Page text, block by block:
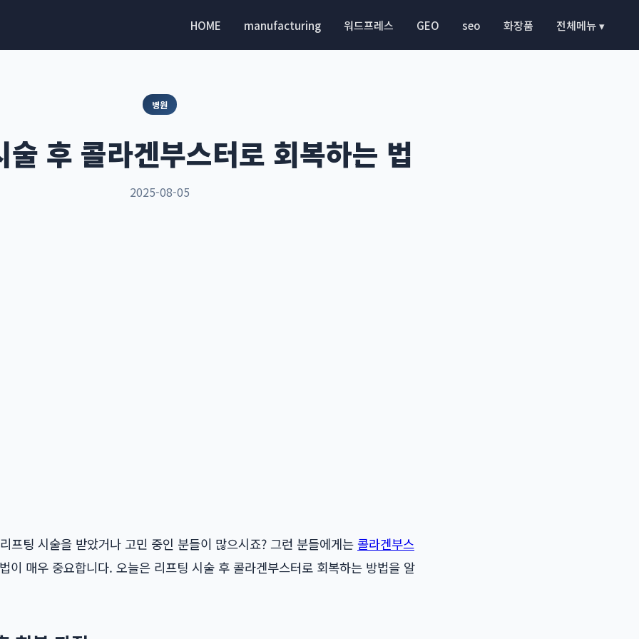
HOME manufacturing 워드프레스 GEO seo 화장품 전체메뉴 ▾
병원
술 후 콜라겐부스터로 회복하는 법
2025-08-05
프팅 시술을 받았거나 고민 중인 분들이 많으시죠? 그런 분들에게는 콜라겐부스
이 매우 중요합니다. 오늘은 리프팅 시술 후 콜라겐부스터로 회복하는 방법을 알